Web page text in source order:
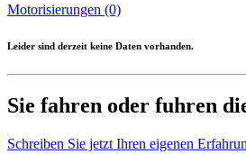
Motorisierungen (0)
Leider sind derzeit keine Daten vorhanden.
Sie fahren oder fuhren
Schreiben Sie jetzt Ihren eigenen